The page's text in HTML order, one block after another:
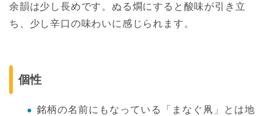
余韻は少し長めです。ぬる燗にすると酸味が引き立
ち、少し辛口の味わいに感じられます。
個性
銘柄の名前にもなっている「まなぐ凧」とは地